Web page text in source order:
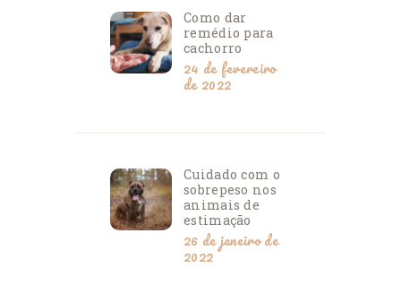
Como dar
remédio para
cachorro
24 de fevereiro
de 2022
Cuidado com o
sobrepeso nos
animais de
estimação
26 de janeiro de
2022